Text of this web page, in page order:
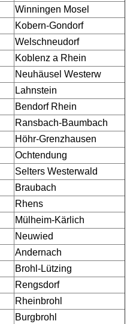
Winningen Mosel
Kobern-Gondorf
Welschneudorf
Koblenz a Rhein
Neuhäusel Westerw
Lahnstein
Bendorf Rhein
Ransbach-Baumbach
Höhr-Grenzhausen
Ochtendung
Selters Westerwald
Braubach
Rhens
Mülheim-Kärlich
Neuwied
Andernach
Brohl-Lützing
Rengsdorf
Rheinbrohl
Burgbrohl